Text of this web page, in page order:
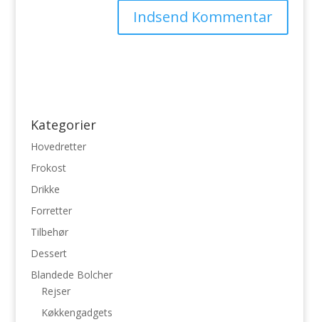
Kategorier
Hovedretter
Frokost
Drikke
Forretter
Tilbehør
Dessert
Blandede Bolcher
Rejser
Køkkengadgets